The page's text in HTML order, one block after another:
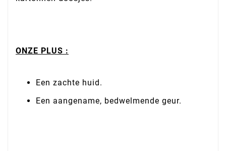
ONZE PLUS :
Een zachte huid.
Een aangename, bedwelmende geur.